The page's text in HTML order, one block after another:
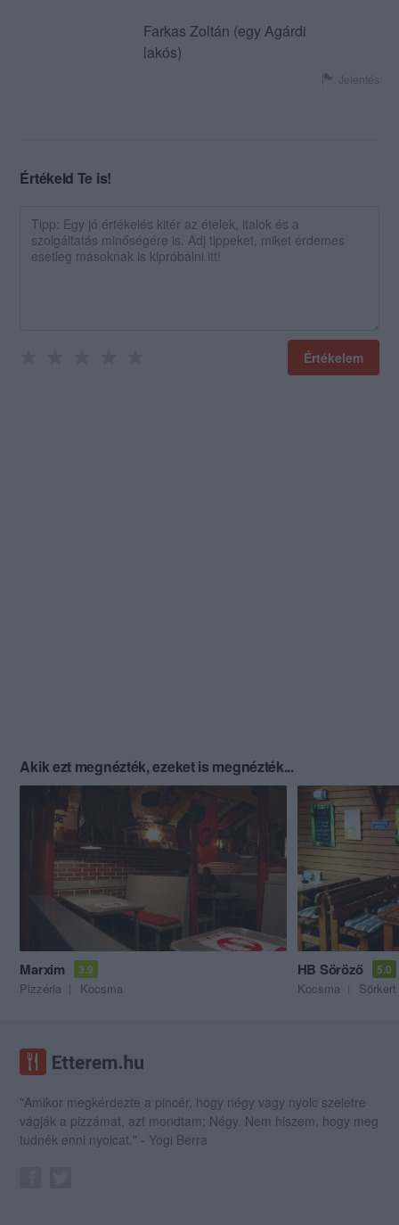
Farkas Zoltán (egy Agárdi
lakós)
Jelentés
Értékeld Te is!
Értékelem
Akik ezt megnézték, ezeket is megnézték...
Marxim 3.9
Pizzéria Kocsma
HB Söröző 5.0
Kocsma Sörkert
"Amikor megkérdezte a pincér, hogy négy vagy nyolc szeletre
vágják a pizzámat, azt mondtam; Négy. Nem hiszem, hogy meg
tudnék enni nyolcat." - Yogi Berra